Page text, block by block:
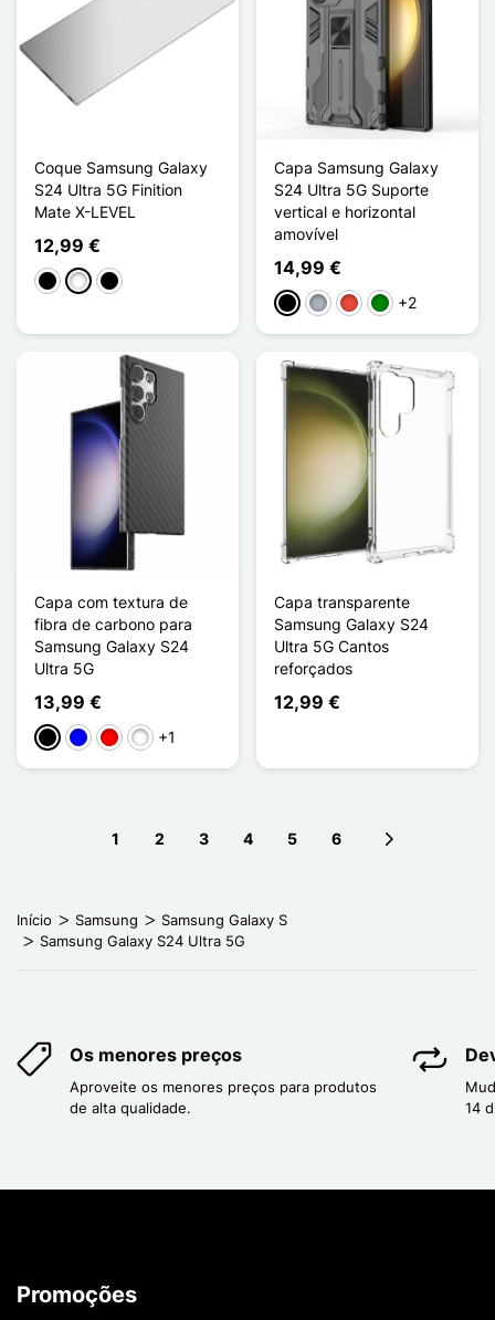
Coque Samsung Galaxy
S24 Ultra 5G Finition
Mate X-LEVEL
12,99 €
PretoBrancoNoir Transparent
Capa Samsung Galaxy
S24 Ultra 5G Suporte
vertical e horizontal
amovível
14,99 €
PretoCinzentoVermelho
Verde
+2
Capa com textura de
fibra de carbono para
Samsung Galaxy S24
Ultra 5G
13,99 €
PretoAzulRouge Noir
Noir Vert
+1
Capa transparente
Samsung Galaxy S24
Ultra 5G Cantos
reforçados
12,99 €
1 2 3 4 5 6
Início Samsung
Samsung Galaxy S
Samsung Galaxy S24 Ultra 5G
Os menores preços
Aproveite os menores preços para produtos
de alta qualidade.
14
Promoções